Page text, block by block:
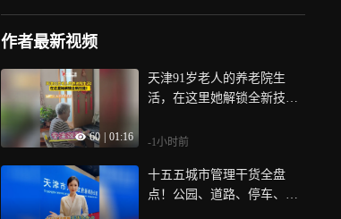
作者最新视频
60 01:16
天津91岁老人的养老院生
活，在这里她解锁全新技
-1小时前
十五五城市管理干货全盘
点！公园、道路、停车、供